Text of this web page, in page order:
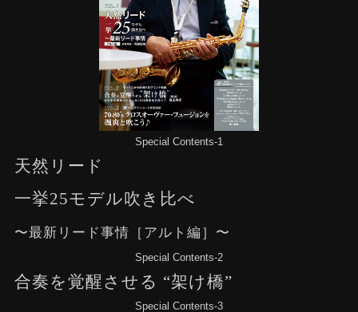
Special Contents-1
天然リード
一挙25モデル吹き比べ
〜最新リード事情［アルト編］〜
Special Contents-2
合奏を覚醒させる “架け橋”
Special Contents-3